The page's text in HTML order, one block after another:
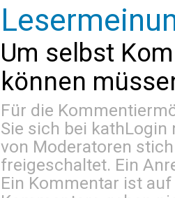
Um selbst
können
Für die
Sie sich bei kathLogin
von Moderatoren
freigeschaltet. Ein
Ein Kommentar ist